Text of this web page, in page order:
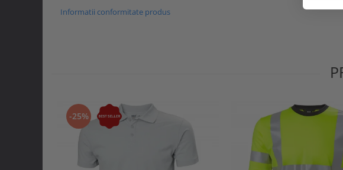
Informatii conformitate produs
-25%